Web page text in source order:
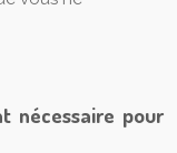
nécessaire pour